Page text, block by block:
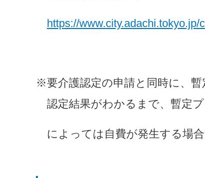
https://
※要介護認定の申請と同時に、
認定結果がわかるまで、暫定
によっては自費が発生する場合